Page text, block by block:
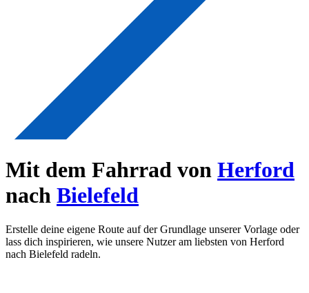
Mit dem Fahrrad von Herford
nach Bielefeld
Erstelle deine eigene Route auf der Grundlage unserer Vorlage oder
lass dich inspirieren, wie unsere Nutzer am liebsten von Herford
nach Bielefeld radeln.